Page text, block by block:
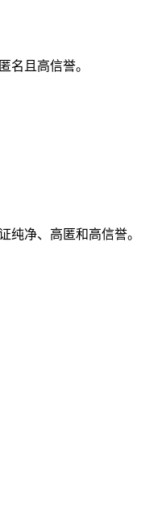
名且高信誉。
纯净、高匿和高信誉。